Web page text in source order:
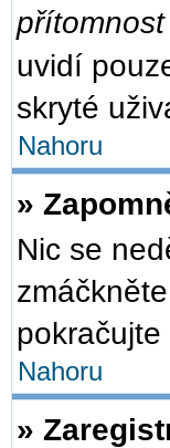
uvidí
skryté
Nahoru
»
Nic se
Nahoru
»